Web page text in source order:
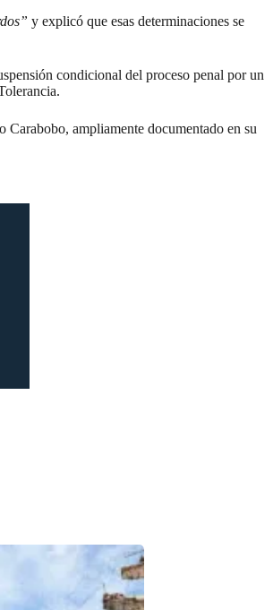
y explicó que esas determinaciones se
condicional del proceso penal por un
ampliamente documentado en su